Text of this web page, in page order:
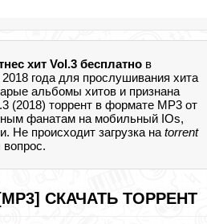
хит Vol.3 бесплатно в
года для прослушивания хита
альбомы хитов и признана
(2018) торрент в формате MP3 от
фанатам на мобильный IOs,
Не происходит загрузка на torrent
СКАЧАТЬ ТОРРЕНТ